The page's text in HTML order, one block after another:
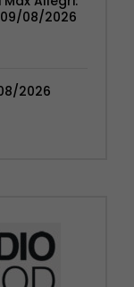
08/2026
2026